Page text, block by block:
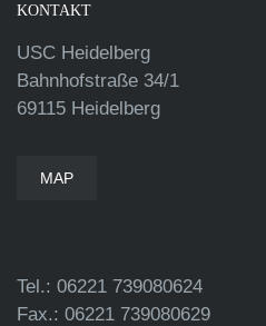
KONTAKT
USC Heidelberg
Bahnhofstraße 34/1
69115 Heidelberg
MAP
Tel.: 06221 739080624
Fax.: 06221 739080629